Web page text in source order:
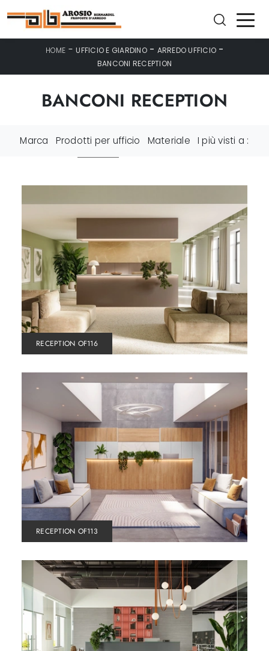
HOME -UFFICIO E GIARDINO- ARREDO UFFICIO -
BANCONI RECEPTION
BANCONI RECEPTION
Marca Prodotti per ufficio Materiale I più visti a :
RECEPTION OF116
RECEPTION OF113